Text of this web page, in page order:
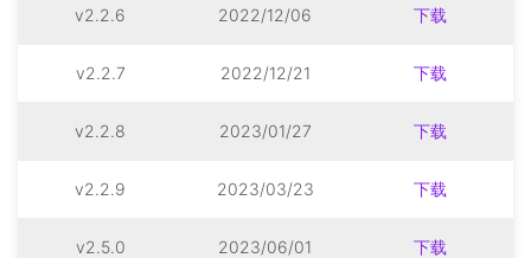
v2.2.6 2022/12/06 下载
v2.2.7 2022/12/21 下载
v2.2.8 2023/01/27 下载
v2.2.9 2023/03/23 下载
v2.5.0 2023/06/01 下载